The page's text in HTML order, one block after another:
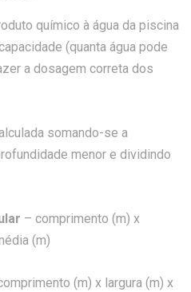
químico à água da piscina
(quanta água pode
a dosagem correta dos
somando-se a
menor e dividindo
– comprimento (m) x
(m)
(m) x largura (m) x